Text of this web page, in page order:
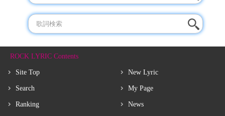
ROCK LYRIC Contents
Site Top
Search
Ranking
New Lyric
My Page
News